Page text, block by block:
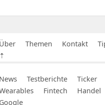
Über Themen Kontakt
⇡
News Testberichte Ticker
Fintech Handel
Google